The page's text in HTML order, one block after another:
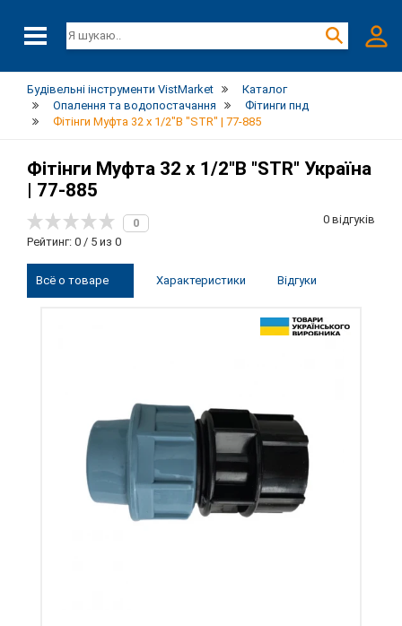
Будівельні інструменти VistMarket
Каталог
Опалення та водопостачання
Фітинги пнд
Фітінги Муфта 32 х 1/2"В "STR" | 77-885
Фітінги Муфта 32 х 1/2"В "STR" Україна
| 77-885
0
Рейтинг: 0 / 5 из 0
0 відгуків
Всё о товаре Характеристики Відгуки